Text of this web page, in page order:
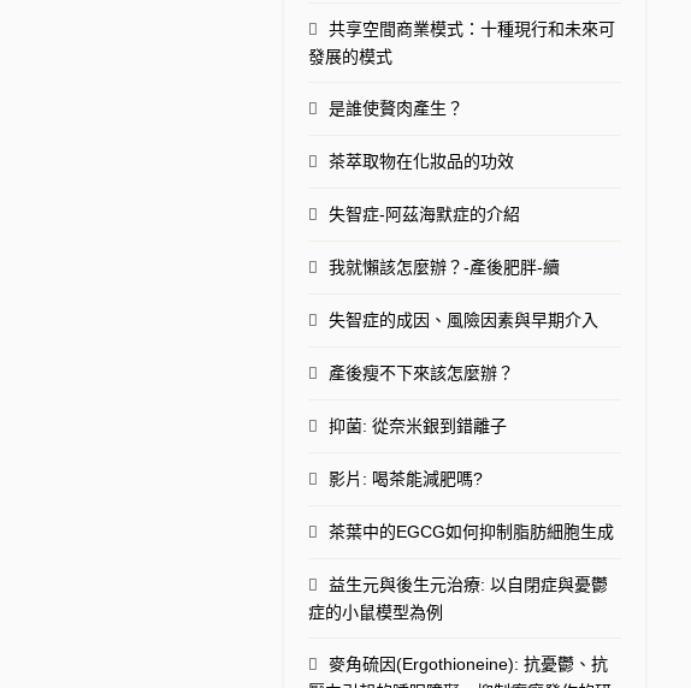
共享空間商業模式：十種現行和未來可
發展的模式
是誰使贅肉產生？
茶萃取物在化妝品的功效
失智症-阿茲海默症的介紹
我就懶該怎麼辦？-產後肥胖-續
失智症的成因、風險因素與早期介入
產後瘦不下來該怎麼辦？
抑菌: 從奈米銀到錯離子
影片: 喝茶能減肥嗎?
茶葉中的EGCG如何抑制脂肪細胞生成
益生元與後生元治療: 以自閉症與憂鬱
症的小鼠模型為例
麥角硫因(Ergothioneine): 抗憂鬱、抗